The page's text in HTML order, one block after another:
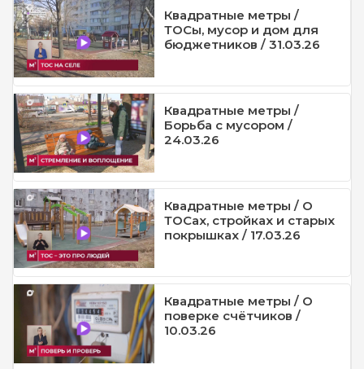
Квадратные метры /
ТОСы, мусор и дом для
бюджетников / 31.03.26
Квадратные метры /
Борьба с мусором /
24.03.26
Квадратные метры / О
ТОСах, стройках и старых
покрышках / 17.03.26
Квадратные метры / О
поверке счётчиков /
10.03.26